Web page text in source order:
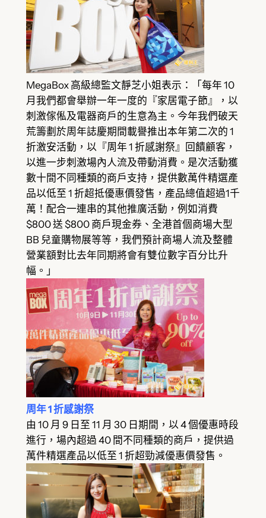
MegaBox 高級總監文靜芝小姐表示：「每年 10
月我們都會舉辦一年一度的『家居電子節』，以
刺激傢俬及電器商戶的生意為主。今年我們破天
荒籌劃於周年誌慶期間載譽推出本年第二次的 1
折激安活動，以『周年 1 折感謝祭』回饋顧客，
以進一步刺激場內人流及帶動消費。是次活動獲
數十間不同種類的商戶支持，提供數萬件精選產
品以低至 1 折超抵優惠價發售，產品總值超過1千
萬！配合一連串的其他推廣活動，例如消費
$800 送 $800 商戶現金券、全港首個商場大型
BB 兒童購物展等等，我們預計商場人流及整體
營業額對比去年同期將會有雙位數字百分比升
幅。」
周年 1 折感謝祭
由 10 月 9 日至 11 月 30 日期間，以 4 個優惠時段
進行，場內超過 40 間不同種類的商戶，提供過
萬件精選產品以低至 1 折超勁減優惠價發售。